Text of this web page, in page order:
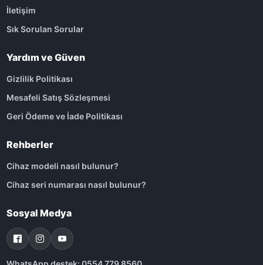
İletişim
Sık Sorulan Sorular
Yardım ve Güven
Gizlilik Politikası
Mesafeli Satış Sözleşmesi
Geri Ödeme ve İade Politikası
Rehberler
Cihaz modeli nasıl bulunur?
Cihaz seri numarası nasıl bulunur?
Sosyal Medya